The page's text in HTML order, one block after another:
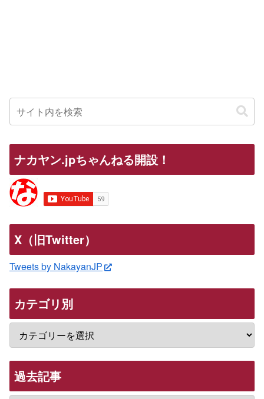
ナカヤン.jpちゃんねる開設！
X（旧Twitter）
Tweets by NakayanJP
カテゴリ別
過去記事